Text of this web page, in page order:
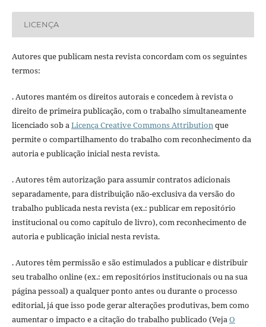
LICENÇA
Autores que publicam nesta revista concordam com os seguintes
termos:
. Autores mantém os direitos autorais e concedem à revista o
direito de primeira publicação, com o trabalho simultaneamente
licenciado sob aLicença Creative Commons Attributionque
permite o compartilhamento do trabalho com reconhecimento da
autoria e publicação inicial nesta revista.
. Autores têm autorização para assumir contratos adicionais
separadamente, para distribuição não-exclusiva da versão do
trabalho publicada nesta revista (ex.: publicar em repositório
institucional ou como capítulo de livro), com reconhecimento de
autoria e publicação inicial nesta revista.
. Autores têm permissão e são estimulados a publicar e distribuir
seu trabalho online (ex.: em repositórios institucionais ou na sua
página pessoal) a qualquer ponto antes ou durante o processo
editorial, já que isso pode gerar alterações produtivas, bem como
aumentar o impacto e a citação do trabalho publicado (VejaO